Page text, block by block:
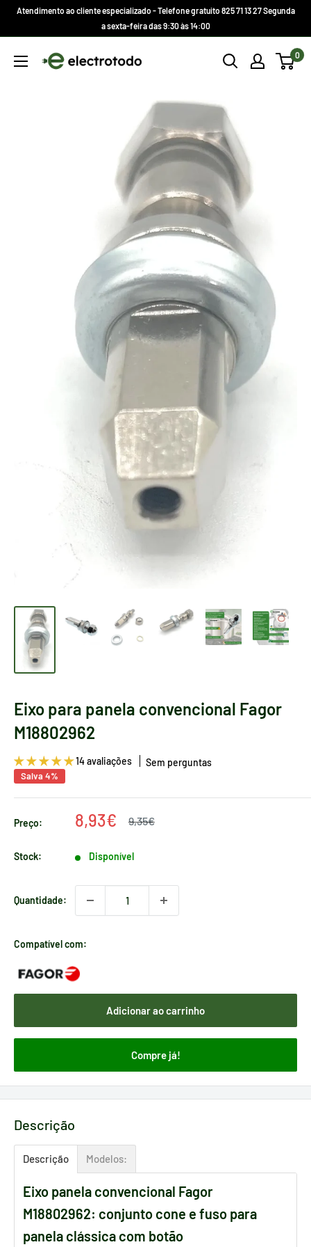
Atendimento ao cliente especializado - Telefone gratuito 825 71 13 27 Segunda
a sexta-feira das 9:30 às 14:00
Electrotodo.es 0
Eixo para panela convencional Fagor
M18802962
14 avaliações Sem perguntas
Salva 4%
Preço:
Preço
venda
8,93€
Preço
9,35€
Stock: Disponível
Quantidade:
Compatível com:
Adicionar ao carrinho
Compre já!
Descrição
Descrição Modelos:
Eixo panela convencional Fagor
M18802962: conjunto cone e fuso para
panela clássica com botão